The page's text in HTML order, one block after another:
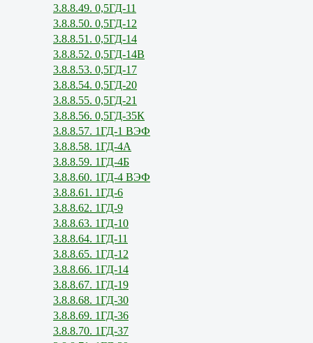
3.8.8.49. 0,5ГД-11
3.8.8.50. 0,5ГД-12
3.8.8.51. 0,5ГД-14
3.8.8.52. 0,5ГД-14В
3.8.8.53. 0,5ГД-17
3.8.8.54. 0,5ГД-20
3.8.8.55. 0,5ГД-21
3.8.8.56. 0,5ГД-35К
3.8.8.57. 1ГД-1 ВЭФ
3.8.8.58. 1ГД-4А
3.8.8.59. 1ГД-4Б
3.8.8.60. 1ГД-4 ВЭФ
3.8.8.61. 1ГД-6
3.8.8.62. 1ГД-9
3.8.8.63. 1ГД-10
3.8.8.64. 1ГД-11
3.8.8.65. 1ГД-12
3.8.8.66. 1ГД-14
3.8.8.67. 1ГД-19
3.8.8.68. 1ГД-30
3.8.8.69. 1ГД-36
3.8.8.70. 1ГД-37